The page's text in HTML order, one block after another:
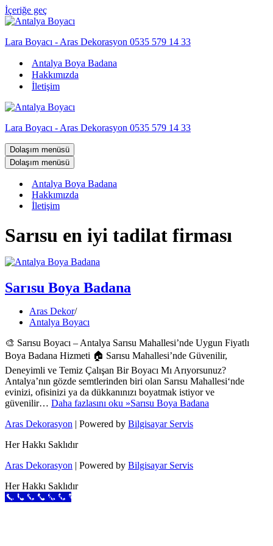
İçeriğe geç
Lara Boyacı - Aras Dekorasyon 0535 579 14 33
Antalya Boya Badana
Hakkımızda
İletişim
Lara Boyacı - Aras Dekorasyon 0535 579 14 33
Dolaşım menüsü
Dolaşım menüsü
Antalya Boya Badana
Hakkımızda
İletişim
Sarısu en iyi tadilat firması
Sarısu Boya Badana
Aras Dekor
Antalya Boyacı
🎨 Sarısu Boyacı – Antalya Sarısu Mahallesi’nde Uygun Fiyatlı
Boya Badana Hizmeti 🏠 Sarısu Mahallesi’nde Güvenilir,
Deneyimli ve Temiz Çalışan Bir Boyacı Mı Arıyorsunuz?
Antalya’nın gözde semtlerinden biri olan Sarısu Mahallesi‘nde
evinizi, ofisinizi ya da dükkanınızı boyatmak istiyor ve
güvenilir… Daha fazlasını oku »Sarısu Boya Badana
Aras Dekorasyon | Powered by Bilgisayar Servis
Her Hakkı Saklıdır
Aras Dekorasyon | Powered by Bilgisayar Servis
Her Hakkı Saklıdır
Call Now Button